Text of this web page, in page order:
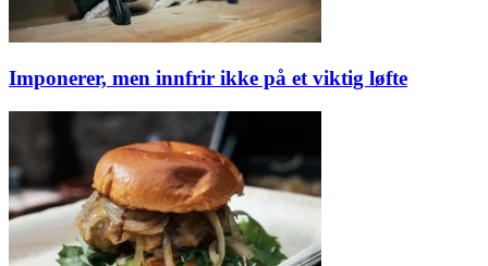
Imponerer, men innfrir ikke på et viktig løfte